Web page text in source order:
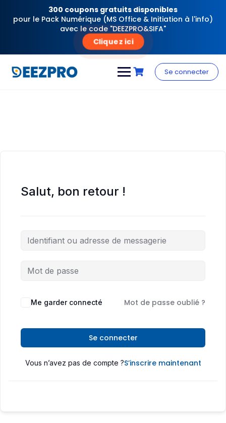
300 coupons gratuits disponibles
pour le Pack Numérique (MS Office & Initiation à l'info)
avec le code "DEEZPRO&SIFA"
Cliquez ici
content
Se connecter
Salut, bon retour !
Me garder connecté Mot de passe oublié ?
Se connecter
Vous n’avez pas de compte ?S’inscrire maintenant